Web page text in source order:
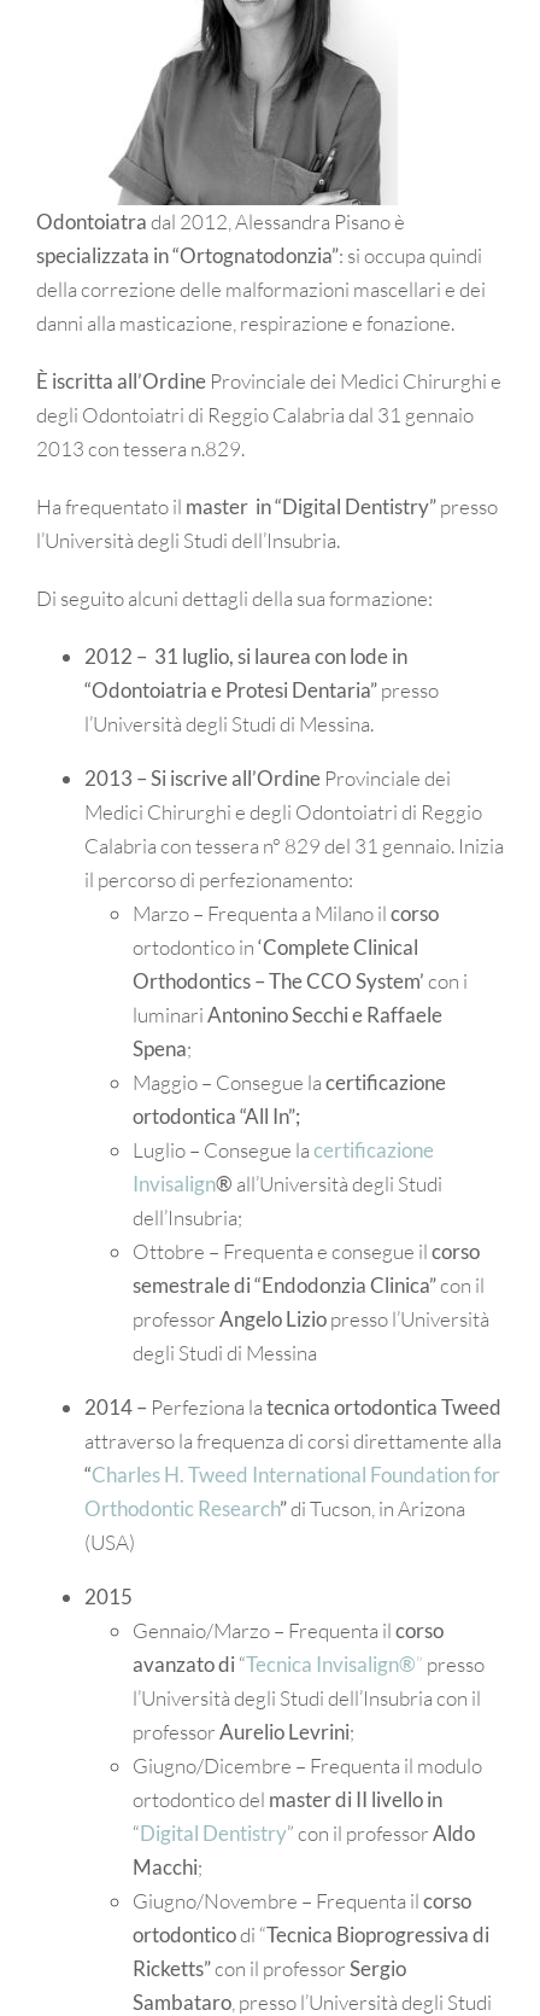
Odontoiatradal 2012, Alessandra Pisano è
specializzata in “Ortognatodonzia”: si occupa quindi
della correzione delle malformazioni mascellari e dei
danni alla masticazione, respirazione e fonazione.
È iscritta all’Ordine Provinciale dei Medici Chirurghi e
degli Odontoiatri di Reggio Calabria dal 31 gennaio
2013 con tessera n.829.
Ha frequentato il master in “Digital Dentistry”presso
l’Università degli Studi dell’Insubria.
Di seguito alcuni dettagli della sua formazione:
2012 – 31 luglio, si laurea con lode in
“Odontoiatria e Protesi Dentaria”presso
l’Università degli Studi di Messina.
2013 – Si iscrive all’Ordine Provinciale dei
Medici Chirurghi e degli Odontoiatri di Reggio
Calabria con tessera n° 829 del 31 gennaio. Inizia
il percorso di perfezionamento:
Marzo – Frequenta a Milano ilcorso
ortodontico in‘Complete Clinical
Orthodontics – The CCO System’con i
luminariAntonino Secchi e Raffaele
Spena;
Maggio – Consegue lacertificazione
ortodontica “All In”;
Luglio – Consegue lacertificazione
Invisalign® all’Università degli Studi
dell’Insubria;
Ottobre – Frequenta e consegue ilcorso
semestrale di“Endodonzia Clinica”con il
professorAngelo Liziopresso l’Università
degli Studi di Messina
2014 – Perfeziona latecnica ortodontica Tweed
attraverso la frequenza di corsi direttamente alla
“Charles H. Tweed International Foundation for
Orthodontic Research”di Tucson, in Arizona
(USA)
2015
Gennaio/Marzo – Frequenta ilcorso
avanzato di “Tecnica Invisalign®” presso
l’Università degli Studi dell’Insubria con il
professorAurelio Levrini;
Giugno/Dicembre – Frequenta il modulo
ortodontico del master di II livello in
“Digital Dentistry” con il professorAldo
Macchi;
Giugno/Novembre – Frequenta ilcorso
ortodonticodi “Tecnica Bioprogressiva di
Ricketts”con il professorSergio
Sambataro , presso l’Università degli Studi